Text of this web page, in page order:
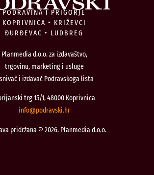
PODRAVINA I PRIGORJE
KOPRIVNICA • KRIŽEVCI
ĐURĐEVAC • LUDBREG
Planmedia d.o.o. za izdavaštvo,
trgovinu, marketing i usluge
i izdavač Podravskoga lista
trg 15/1, 48000 Koprivnica
rh.iksvardop
@ofni
pridržana © 2026. Planmedia d.o.o.